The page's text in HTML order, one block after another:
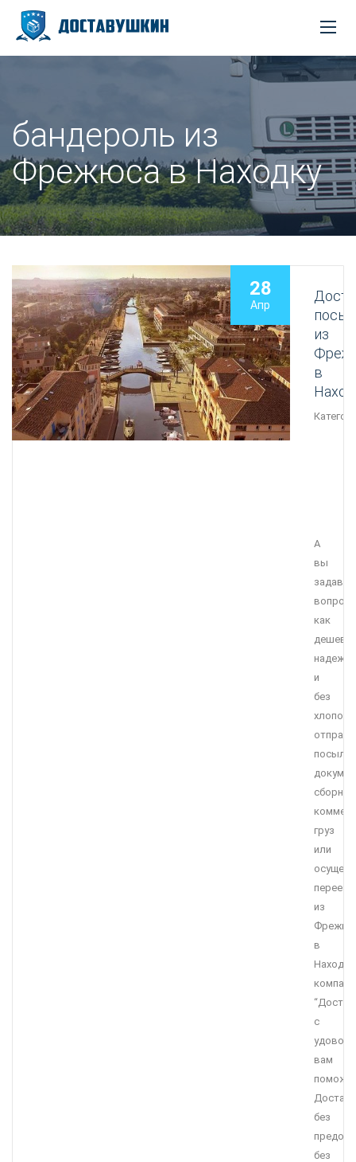
бандероль из
Фрежюса в Находку
28
Апр
из
в
А
вы
как
и
без
хлопот
сборный
груз
или
переезд
из
в
Находку,
с
вам
без
без